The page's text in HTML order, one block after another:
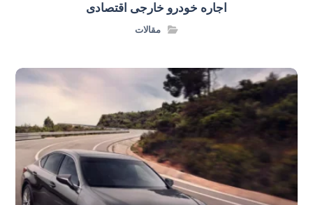
اجاره خودرو خارجی اقتصادی
مقالات